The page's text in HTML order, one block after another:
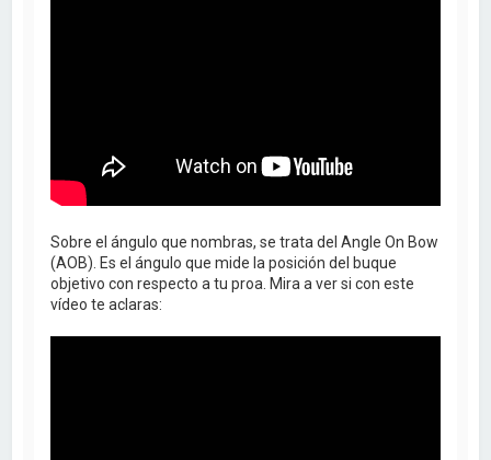
Sobre el ángulo que nombras, se trata del Angle On Bow
(AOB). Es el ángulo que mide la posición del buque
objetivo con respecto a tu proa. Mira a ver si con este
vídeo te aclaras: